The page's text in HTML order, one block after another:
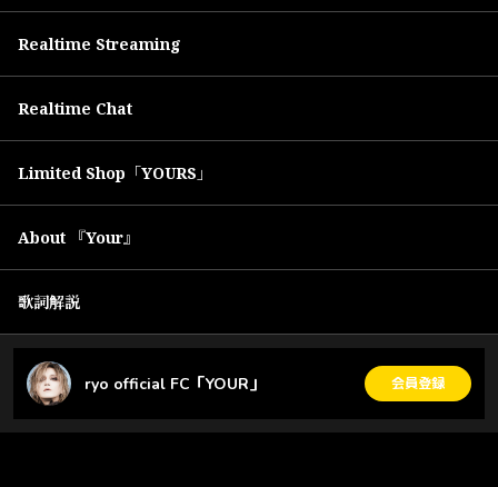
Realtime Streaming
Realtime Chat
Limited Shop「YOURS」
About 『Your』
歌詞解説
ryo official FC「YOUR」 会員登録